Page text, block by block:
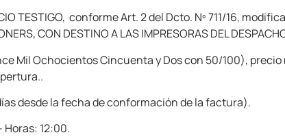
TESTIGO, conforme Art. 2 del Dcto. Nº 711/16,
CON DESTINO A LAS IMPRESORAS DEL
Mil Ochocientos Cincuenta y Dos con 50/100),
desde la fecha de conformación de la factura).
Horas: 12:00.